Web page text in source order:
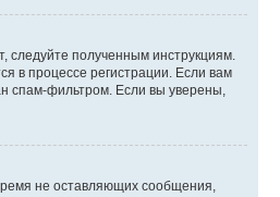
следуйте полученным инструкциям.
в процессе регистрации. Если вам
спам-фильтром. Если вы уверены,
не оставляющих сообщения,